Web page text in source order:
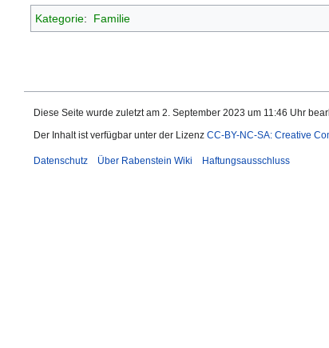
Kategorie: Familie
Diese Seite wurde zuletzt am 2. September 2023 um 11:46 Uhr
Der Inhalt ist verfügbar unter der Lizenz CC-BY-NC-SA: Creative
Datenschutz Über Rabenstein Wiki Haftungsausschluss